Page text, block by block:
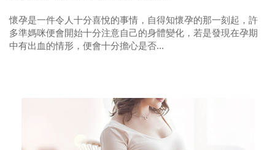
懷孕是一件令人十分喜悅的事情，自得知懷孕的那一刻起，許
多準媽咪便會開始十分注意自己的身體變化，若是發現在孕期
中有出血的情形，便會十分擔心是否...